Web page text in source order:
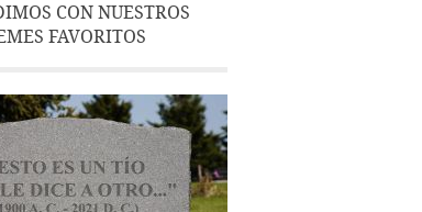
CON NUESTROS
FAVORITOS